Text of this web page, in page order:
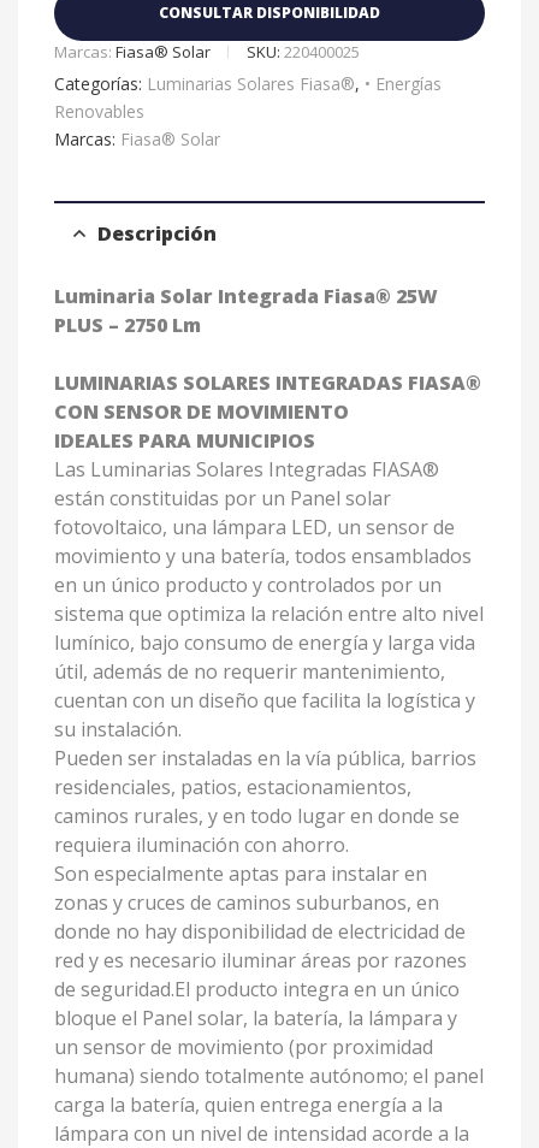
CONSULTAR DISPONIBILIDAD
Marcas: Fiasa® Solar SKU: 220400025
Categorías: Luminarias Solares Fiasa®, • Energías
Renovables
Marcas: Fiasa® Solar
Descripción
Luminaria Solar Integrada Fiasa® 25W
PLUS – 2750 Lm
LUMINARIAS SOLARES INTEGRADAS FIASA®
CON SENSOR DE MOVIMIENTO
IDEALES PARA MUNICIPIOS
Las Luminarias Solares Integradas FIASA®
están constituidas por un Panel solar
fotovoltaico, una lámpara LED, un sensor de
movimiento y una batería, todos ensamblados
en un único producto y controlados por un
sistema que optimiza la relación entre alto nivel
lumínico, bajo consumo de energía y larga vida
útil, además de no requerir mantenimiento,
cuentan con un diseño que facilita la logística y
su instalación.
Pueden ser instaladas en la vía pública, barrios
residenciales, patios, estacionamientos,
caminos rurales, y en todo lugar en donde se
requiera iluminación con ahorro.
Son especialmente aptas para instalar en
zonas y cruces de caminos suburbanos, en
donde no hay disponibilidad de electricidad de
red y es necesario iluminar áreas por razones
de seguridad.El producto integra en un único
bloque el Panel solar, la batería, la lámpara y
un sensor de movimiento (por proximidad
humana) siendo totalmente autónomo; el panel
carga la batería, quien entrega energía a la
lámpara con un nivel de intensidad acorde a la